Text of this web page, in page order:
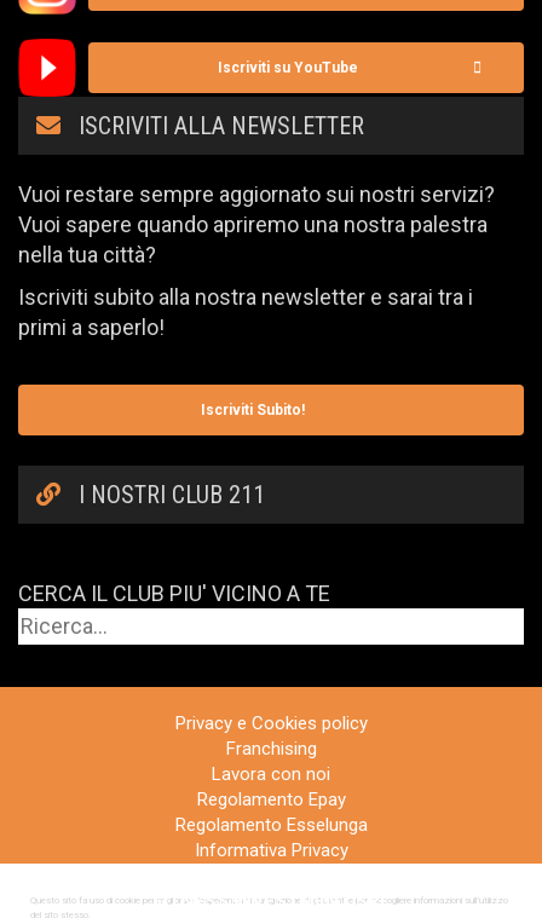
Iscriviti su YouTube
ISCRIVITI ALLA NEWSLETTER
Vuoi restare sempre aggiornato sui nostri servizi?
Vuoi sapere quando apriremo una nostra palestra
nella tua città?
Iscriviti subito alla nostra newsletter e sarai tra i
primi a saperlo!
Iscriviti Subito!
I NOSTRI CLUB 211
CERCA IL CLUB PIU' VICINO A TE
Privacy e Cookies policy
Franchising
Lavora con noi
Regolamento Epay
Regolamento Esselunga
Informativa Privacy
FITNESS INVESTMENT SRL
Questo sito fa uso di cookie per migliorare l’esperienza di navigazione degli utenti e per raccogliere informazioni sull’utilizzo
del sito stesso.